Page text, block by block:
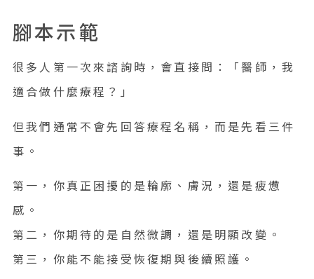
腳本示範
很多人第一次來諮詢時，會直接問：「醫師，我
適合做什麼療程？」
但我們通常不會先回答療程名稱，而是先看三件
事。
第一，你真正困擾的是輪廓、膚況，還是疲憊
感。
第二，你期待的是自然微調，還是明顯改變。
第三，你能不能接受恢復期與後續照護。